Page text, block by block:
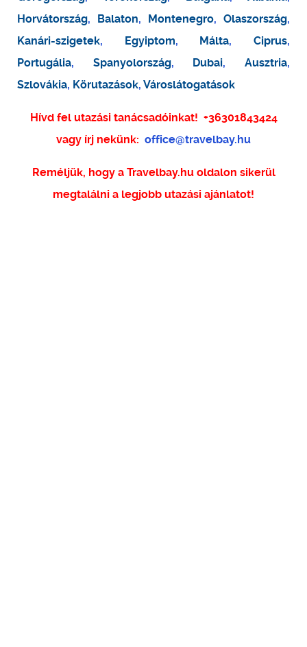
Horvátország, Balaton, Montenegro, Olaszország,
Kanári-szigetek, Egyiptom, Málta,Ciprus,
Portugália, Spanyolország, Dubai,Ausztria,
Szlovákia, Körutazások, Városlátogatások
Hívd fel utazási tanácsadóinkat! +36301843424
vagy írj nekünk: office@travelbay.hu
Reméljük, hogy a Travelbay.hu oldalon sikerül
megtalálni a legjobb utazási ajánlatot!